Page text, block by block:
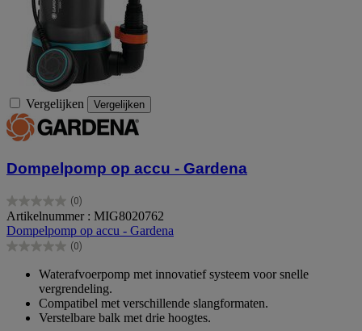
Vergelijken Vergelijken
Dompelpomp op accu - Gardena
(0)
0.0
van
de
5
Artikelnummer : MIG8020762
Dompelpomp op accu - Gardena
(0)
0.0
sterren.
Waterafvoerpomp met innovatief systeem voor snelle
vergrendeling.
Compatibel met verschillende slangformaten.
Verstelbare balk met drie hoogtes.